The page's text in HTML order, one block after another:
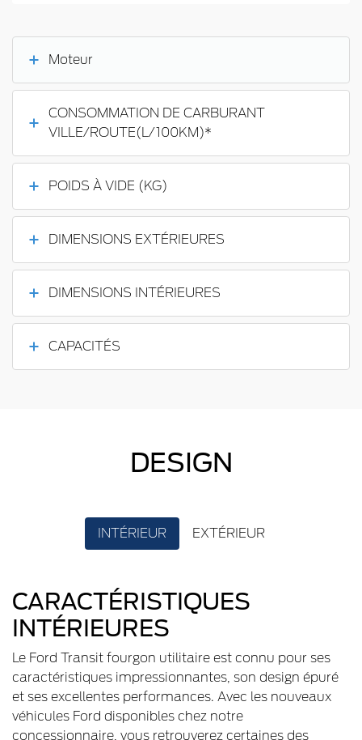
Moteur
CONSOMMATION DE CARBURANT
VILLE/ROUTE(L/100KM)*
POIDS À VIDE (KG)
DIMENSIONS EXTÉRIEURES
DIMENSIONS INTÉRIEURES
CAPACITÉS
DESIGN
INTÉRIEUR EXTÉRIEUR
CARACTÉRISTIQUES
INTÉRIEURES
Le Ford Transit fourgon utilitaire est connu pour ses
caractéristiques impressionnantes, son design épuré
et ses excellentes performances. Avec les nouveaux
véhicules Ford disponibles chez notre
concessionnaire, vous retrouverez certaines des